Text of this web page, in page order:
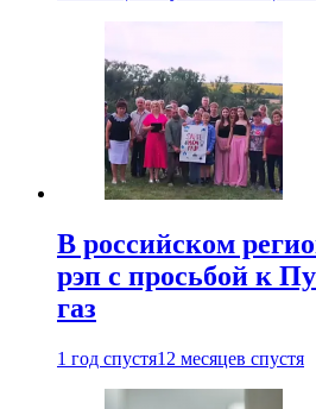
В российском
рэп с просьбой к
газ
1 год спустя12 месяцев спустя